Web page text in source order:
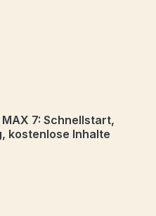
7: Schnellstart,
kostenlose Inhalte